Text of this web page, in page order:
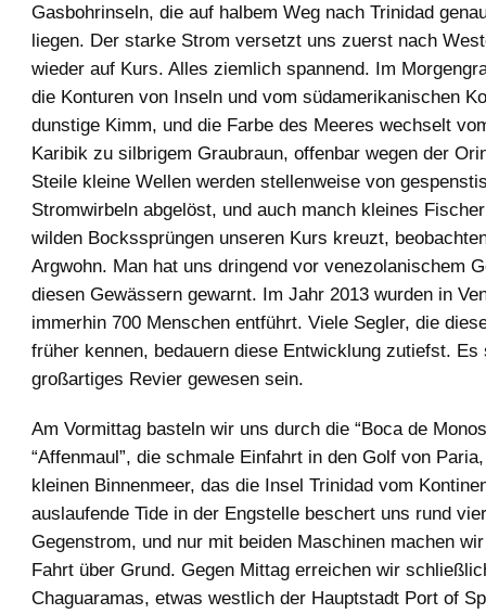
Gasbohrinseln, die auf halbem Weg nach Trinidad
liegen. Der starke Strom versetzt uns zuerst nach
wieder auf Kurs. Alles ziemlich spannend. Im
die Konturen von Inseln und vom südamerikanischen
dunstige Kimm, und die Farbe des Meeres wechselt
Karibik zu silbrigem Graubraun, offenbar wegen der
Steile kleine Wellen werden stellenweise von
Stromwirbeln abgelöst, und auch manch kleines
wilden Bockssprüngen unseren Kurs kreuzt,
Argwohn. Man hat uns dringend vor venezolanischem
diesen Gewässern gewarnt. Im Jahr 2013 wurden in
immerhin 700 Menschen entführt. Viele Segler, die
früher kennen, bedauern diese Entwicklung zutiefst. Es
großartiges Revier gewesen sein.
Am Vormittag basteln wir uns durch die “Boca de
“Affenmaul”, die schmale Einfahrt in den Golf von
kleinen Binnenmeer, das die Insel Trinidad vom
auslaufende Tide in der Engstelle beschert uns rund
Gegenstrom, und nur mit beiden Maschinen machen
Fahrt über Grund. Gegen Mittag erreichen wir
Chaguaramas, etwas westlich der Hauptstadt Port of